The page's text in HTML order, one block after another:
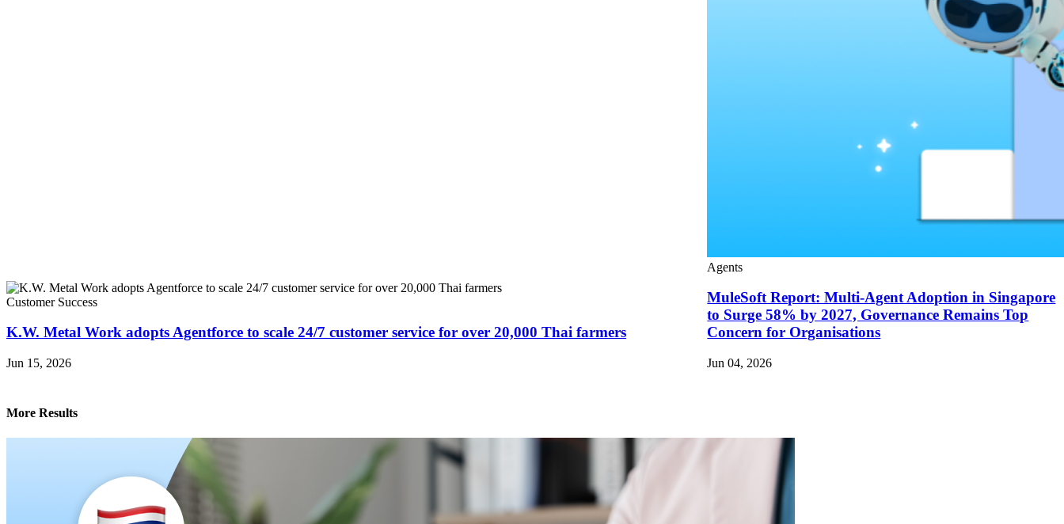
Customer Success
K.W. Metal Work adopts Agentforce to scale 24/7 customer service for over 20,000 Thai farmers
Jun 15, 2026
Agents
MuleSoft Report: Multi-Agent Adoption in Singapore
to Surge 58% by 2027, Governance Remains Top
Concern for Organisations
Jun 04, 2026
More Results